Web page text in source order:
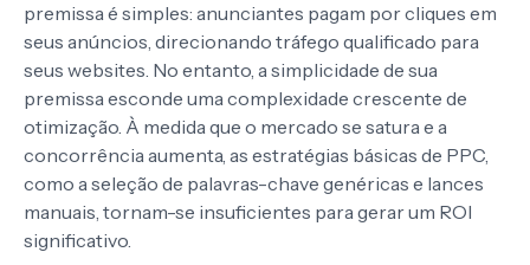
premissa é simples: anunciantes pagam por cliques em
seus anúncios, direcionando tráfego qualificado para
seus websites. No entanto, a simplicidade de sua
premissa esconde uma complexidade crescente de
otimização. À medida que o mercado se satura e a
concorrência aumenta, as estratégias básicas de PPC,
como a seleção de palavras-chave genéricas e lances
manuais, tornam-se insuficientes para gerar um ROI
significativo.